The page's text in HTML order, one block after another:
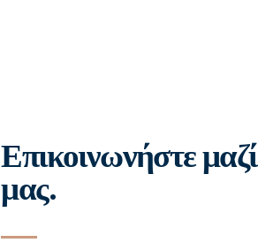
Επικοινωνήστε μαζί
μας.